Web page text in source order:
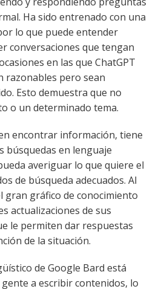
Ha sido entrenado con una
lo que puede entender
conversaciones que tengan
en las que ChatGPT
razonables pero sean
Esto demuestra que no
o un determinado tema.
encontrar información, tiene
búsquedas en lenguaje
averiguar lo que quiere el
de búsqueda adecuados. Al
gráfico de conocimiento
actualizaciones de sus
le permiten dar respuestas
de la situación.
de Google Bard está
a escribir contenidos, lo